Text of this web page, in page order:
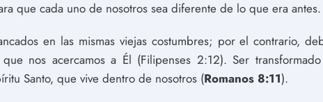
que cada uno de nosotros sea diferente de lo que era antes.
en las mismas viejas costumbres; por el contrario,
nos acercamos a Él (Filipenses 2:12). Ser
Santo, que vive dentro de nosotros (Romanos 8:11).